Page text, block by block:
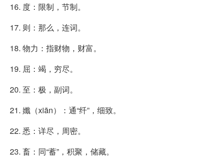
16. 度：限制，节制。
17. 则：那么，连词。
18. 物力：指财物，财富。
19. 屈：竭，穷尽。
20. 至：极，副词。
21. 孅（xiān）：通“纤”，细致。
22. 悉：详尽，周密。
23. 畜：同“蓄”，积聚，储藏。